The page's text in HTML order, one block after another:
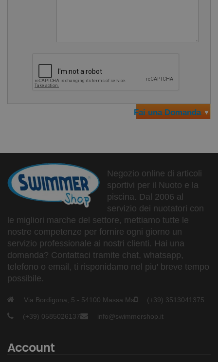
UTILIZZALO CON LO SNORKEL
Rende più facile l'utilizzo dello snorkel da parte dei
nuotatori più piccoli o inesperti
Fai una Domanda
Negozio online di articoli
sportivi per il Nuoto e la
piscina. Dal 2006 al
servizio dei nuotatori con
le migliori marche del settore, mettiamo tutte le
nostre competenze per fornire ogni giorno un
servizio professionale ai nostri clienti. Hai una
domanda? Contattaci tramite chat, whatsapp,
telefono o email, ti risponidamo nel piu' breve tempo
possibile.
Via Bordigona, 5 - 54100 Massa Ms (+39) 3513041375
(+39) 0585026137 info@swimmershop.it
Account